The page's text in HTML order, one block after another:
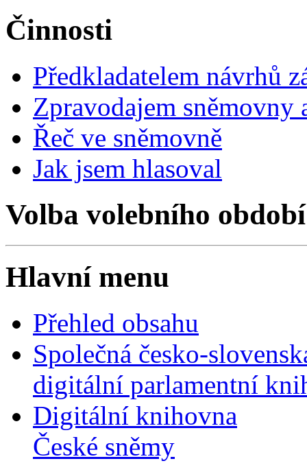
Činnosti
Předkladatelem návrhů
Zpravodajem
Řeč ve sněmovně
Jak jsem hlasoval
Volba volebního období
Hlavní menu
Přehled obsahu
Společná česko-
digitální parlamentní
Digitální knihovna
České sněmy